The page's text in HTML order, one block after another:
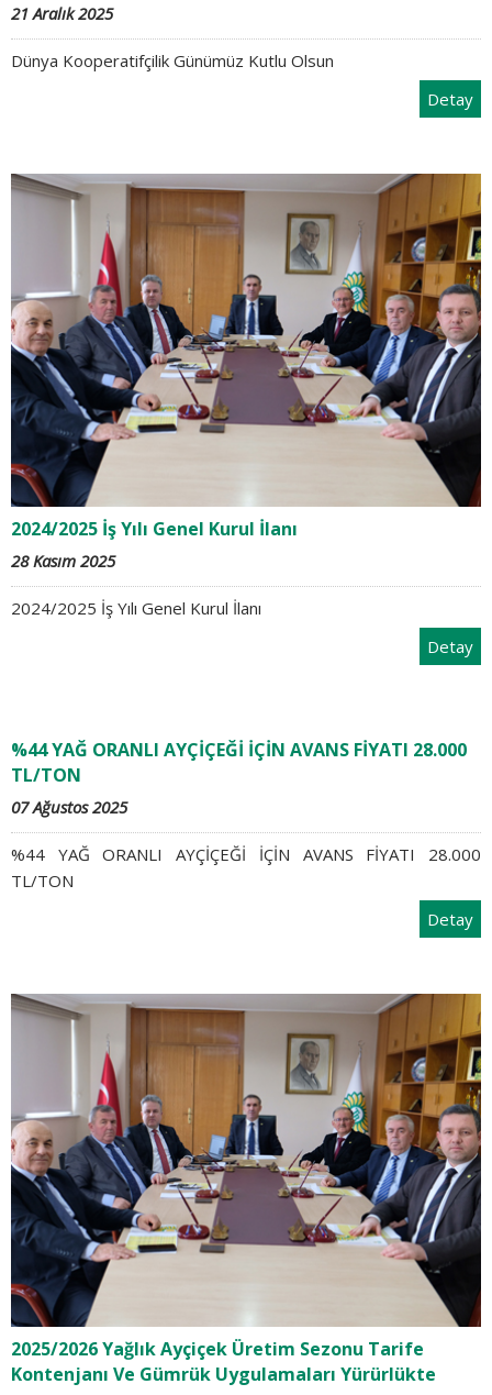
21 Aralık 2025
Dünya Kooperatifçilik Günümüz Kutlu Olsun
Detay
2024/2025 İş Yılı Genel Kurul İlanı
28 Kasım 2025
2024/2025 İş Yılı Genel Kurul İlanı
Detay
%44 YAĞ ORANLI AYÇİÇEĞİ İÇİN AVANS FİYATI 28.000
TL/TON
07 Ağustos 2025
%44 YAĞ ORANLI AYÇİÇEĞİ İÇİN AVANS FİYATI 28.000
TL/TON
Detay
2025/2026 Yağlık Ayçiçek Üretim Sezonu Tarife
Kontenjanı Ve Gümrük Uygulamaları Yürürlükte